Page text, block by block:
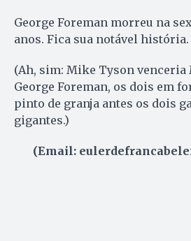
George Foreman morreu na
anos. Fica sua notável história.
(Ah, sim: Mike Tyson venceria
George Foreman, os dois em
pinto de granja antes os dois
gigantes.)
(Email: